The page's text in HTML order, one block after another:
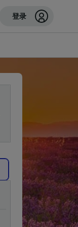
登录